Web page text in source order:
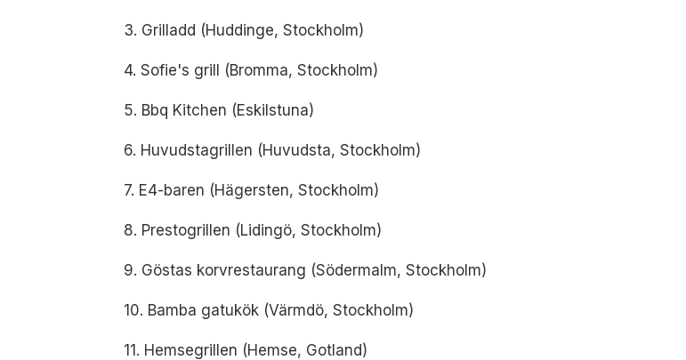
3. Grilladd (Huddinge, Stockholm)
4. Sofie's grill (Bromma, Stockholm)
5. Bbq Kitchen (Eskilstuna)
6. Huvudstagrillen (Huvudsta, Stockholm)
7. E4-baren (Hägersten, Stockholm)
8. Prestogrillen (Lidingö, Stockholm)
9. Göstas korvrestaurang (Södermalm, Stockholm)
10. Bamba gatukök (Värmdö, Stockholm)
11. Hemsegrillen (Hemse, Gotland)